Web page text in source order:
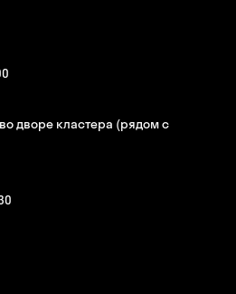
дворе кластера (рядом с